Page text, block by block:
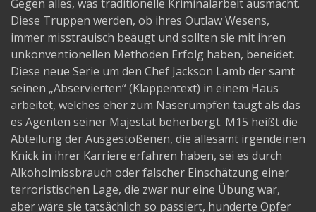
Gegen alles, was traditionelle Kriminalarbeit ausmacht.
Diese Truppen werden, ob ihres Outlaw Wesens,
immer misstrauisch beäugt und sollten sie mit ihren
unkonventionellen Methoden Erfolg haben, beneidet.
Diese neue Serie um den Chef Jackson Lamb der samt
seinen „Abservierten“ (Klappentext) in einem Haus
arbeitet, welches eher zum Naserümpfen taugt als das
es Agenten seiner Majestät beherbergt. M15 heißt die
Abteilung der Ausgestoßenen, die allesamt irgendeinen
Knick in ihrer Karriere erfahren haben, sei es durch
Alkoholmissbrauch oder falscher Einschätzung einer
terroristischen Lage, die zwar nur eine Übung war,
aber wäre sie tatsächlich so passiert, hunderte Opfer